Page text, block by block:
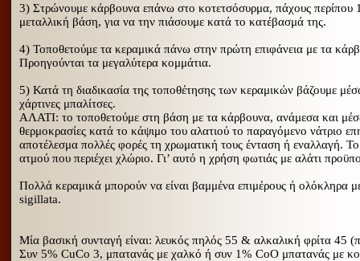
3) Στρώνουμε κάρβουνα επάνω στο κοτετσόσυρμα, πάχους περίπου
μεταλλική βάση, για να την πιάσουμε κατά το κατέβασμά της.
4) Τοποθετούμε τα κεραμικά πάνω στην πρώτη επιφάνεια με τα
Προηγούνται τα μεγαλύτερα κομμάτια.
5) Κατά τη διαδικασία της τοποθέτησης των κεραμικών βάζουμε
χάρτινες μπαλίτσες.
ΑΛΑΤΙ: το τοποθετούμε στη βάση με τα κάρβουνα, ανάμεσα και
θερμοκρασίες κατά το κάψιμο του αλατιού το παραγόμενο νάτριο
αποτέλεσμα πολλές φορές τη χρωματική τους ένταση ή εναλλαγή.
ατμού που περιέχει χλώριο. Γι’ αυτό η χρήση φωτιάς με αλάτι
Πολλά κεραμικά μπορούν να είναι βαμμένα επιμέρους ή ολόκληρα
sigillata.
Μία βασική συνταγή είναι: λευκός πηλός 55 & αλκαλική φρίτα 45
Συν 5% CuCo 3, μπατανάς με χαλκό ή συν 1% CoO μπατανάς με